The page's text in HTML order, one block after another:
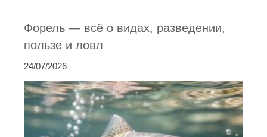
Форель — всё о видах, разведении,
пользе и ловл
24/07/2026